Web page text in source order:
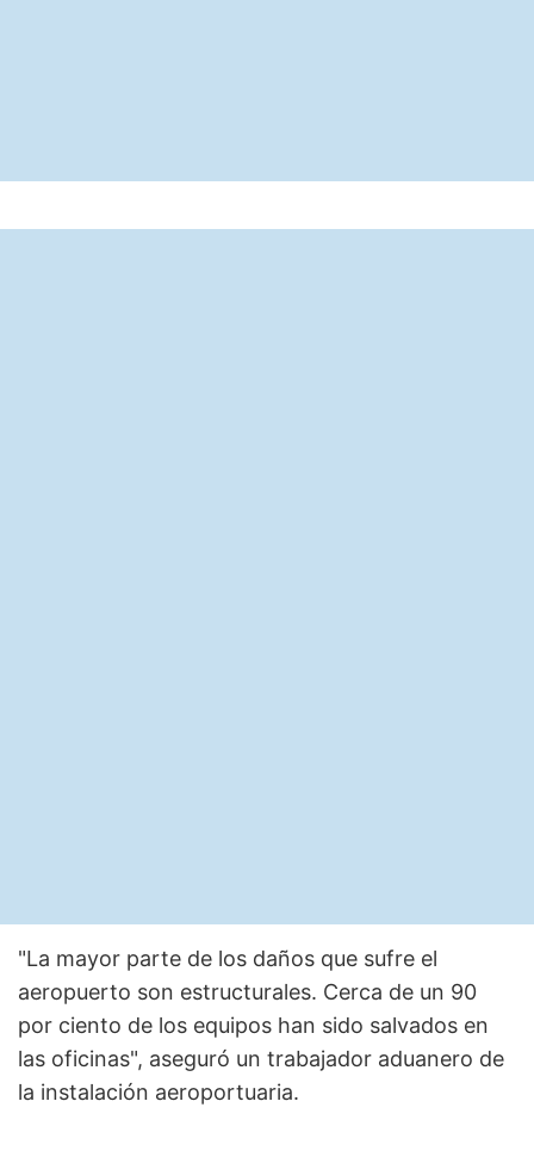
"La mayor parte de los daños que sufre el
aeropuerto son estructurales. Cerca de un 90
por ciento de los equipos han sido salvados en
las oficinas", aseguró un trabajador aduanero de
la instalación aeroportuaria.